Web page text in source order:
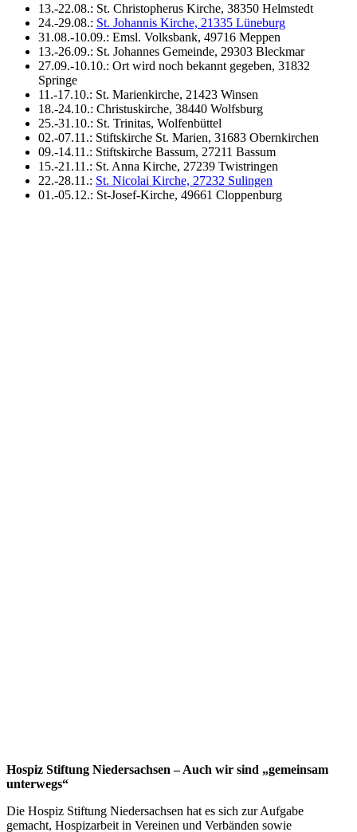
13.-22.08.: St. Christopherus Kirche, 38350 Helmstedt
24.-29.08.: St. Johannis Kirche, 21335 Lüneburg
31.08.-10.09.: Emsl. Volksbank, 49716 Meppen
13.-26.09.: St. Johannes Gemeinde, 29303 Bleckmar
27.09.-10.10.: Ort wird noch bekannt gegeben, 31832
Springe
11.-17.10.: St. Marienkirche, 21423 Winsen
18.-24.10.: Christuskirche, 38440 Wolfsburg
25.-31.10.: St. Trinitas, Wolfenbüttel
02.-07.11.: Stiftskirche St. Marien, 31683 Obernkirchen
09.-14.11.: Stiftskirche Bassum, 27211 Bassum
15.-21.11.: St. Anna Kirche, 27239 Twistringen
22.-28.11.: St. Nicolai Kirche, 27232 Sulingen
01.-05.12.: St-Josef-Kirche, 49661 Cloppenburg
Hospiz Stiftung Niedersachsen – Auch wir sind „gemeinsam
unterwegs“
Die Hospiz Stiftung Niedersachsen hat es sich zur Aufgabe
gemacht, Hospizarbeit in Vereinen und Verbänden sowie